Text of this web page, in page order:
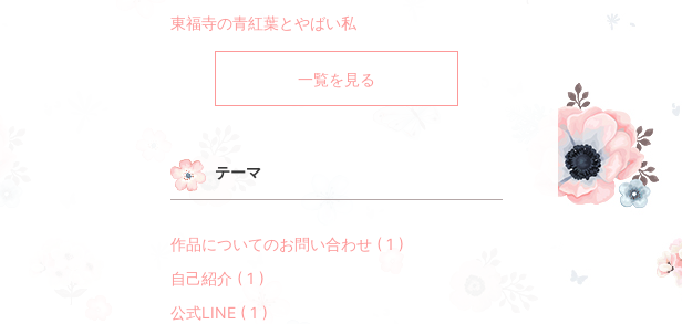
東福寺の青紅葉とやばい私
一覧を見る
テーマ
作品についてのお問い合わせ ( 1 )
自己紹介 ( 1 )
公式LINE ( 1 )